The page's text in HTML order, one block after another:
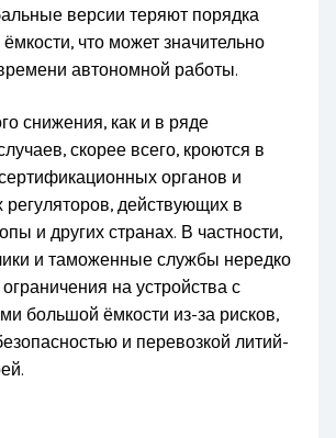
версии теряют порядка
что может значительно
автономной работы.
снижения, как и в ряде
скорее всего, кроются в
органов и
регуляторов, действующих в
и других странах. В частности,
и таможенные службы нередко
на устройства с
большой ёмкости из-за рисков,
и перевозкой литий-